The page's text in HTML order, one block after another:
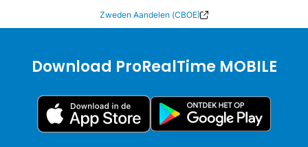
Zweden Aandelen (CBOE)
Download ProRealTime MOBILE